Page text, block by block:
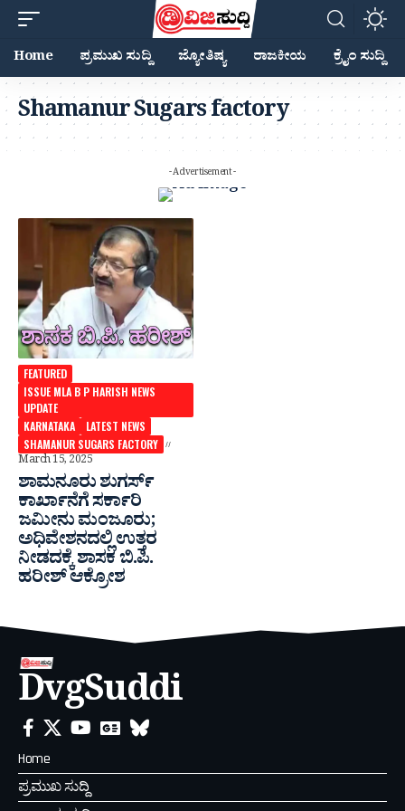
Home ಪ್ರಮುಖ ಸುದ್ದಿ ಜ್ಯೋತಿಷ್ಯ ರಾಜಕೀಯ ಕ್ರೈಂ ಸುದ್ದಿ
Shamanur Sugars factory
- Advertisement -
FEATURED
ISSUE MLA B P HARISH NEWS
UPDATE
KARNATAKA
LATEST NEWS
SHAMANUR SUGARS FACTORY
March 15, 2025
ಶಾಮನೂರು ಶುಗರ್ಸ್‌
ಕಾರ್ಖಾನೆಗೆ ಸರ್ಕಾರಿ
ಜಮೀನು ಮಂಜೂರು;
ಅಧಿವೇಶನದಲ್ಲಿ ಉತ್ತರ
ನೀಡದಕ್ಕೆ ಶಾಸಕ ಬಿ.ಪಿ.
ಹರೀಶ್‌ ಆಕ್ರೋಶ
DvgSuddi
Home
ಪ್ರಮುಖ ಸುದ್ದಿ